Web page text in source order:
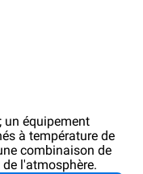
un équipement
à température de
combinaison de
l'atmosphère.